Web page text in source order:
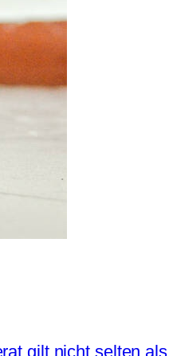
gilt nicht selten